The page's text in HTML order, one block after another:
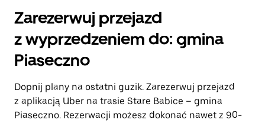
i wybrać
Naciśnij
klawisz
„Escape”,
zamknąć
kalendarz.
Zarezerwuj przejazd
z wyprzedzeniem do: gmina
Piaseczno
Dopnij plany na ostatni guzik. Zarezerwuj przejazd
z aplikacją Uber na trasie Stare Babice – gmina
Piaseczno. Rezerwacji możesz dokonać nawet z 90-